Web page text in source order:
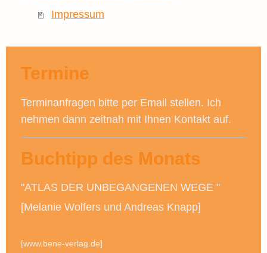
Impressum
Termine
Terminanfragen bitte per Email stellen. Ich
nehmen dann zeitnah mit Ihnen Kontakt auf.
Buchtipp des Monats
"ATLAS DER UNBEGANGENEN WEGE "
[Melanie Wolfers und Andreas Knapp]
[www.bene-verlag.de]